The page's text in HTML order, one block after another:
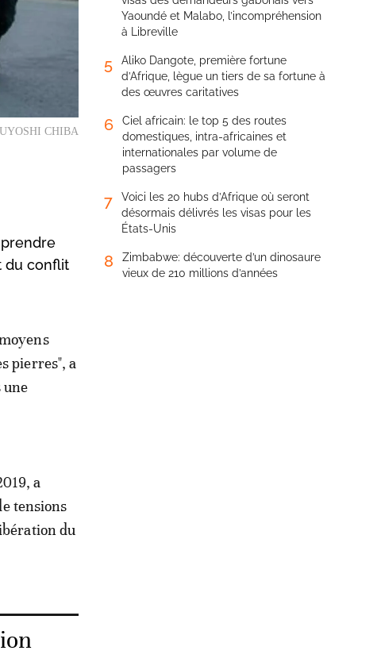
CHIBA
du conflit
pierres", a
une
a
tensions
du
Yaoundé et Malabo, l’incompréhension
à Libreville
5
Aliko Dangote, première fortune
d’Afrique, lègue un tiers de sa fortune à
des œuvres caritatives
6
Ciel africain: le top 5 des routes
domestiques, intra-africaines et
internationales par volume de
passagers
7
Voici les 20 hubs d’Afrique où seront
désormais délivrés les visas pour les
États-Unis
8
Zimbabwe: découverte d’un dinosaure
vieux de 210 millions d’années